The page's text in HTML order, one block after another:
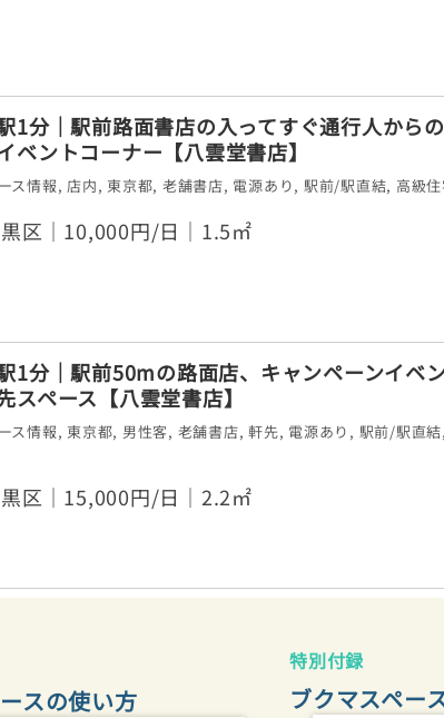
1分｜駅前路面書店の入ってすぐ通行人から
ベントコーナー【八雲堂書店】
ス情報,店内, 東京都, 老舗書店, 電源あり, 駅前/駅直結, 高級
区｜10,000円/日｜1.5㎡
1分｜駅前50mの路面店、キャンペーンイベ
スペース【八雲堂書店】
ス情報, 東京都, 男性客, 老舗書店,軒先, 電源あり , 駅前/駅直結,
区｜15,000円/日｜2.2㎡
スの使い方
特別付録
ブクマスペー